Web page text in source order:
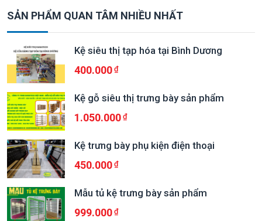
SẢN PHẨM QUAN TÂM NHIỀU NHẤT
Kệ siêu thị tạp hóa tại Bình Dương
400.000
Kệ gỗ siêu thị trưng bày sản phẩm
1.050.000
Kệ trưng bày phụ kiện điện thoại
450.000
Mẫu tủ kệ trưng bày sản phẩm
999.000